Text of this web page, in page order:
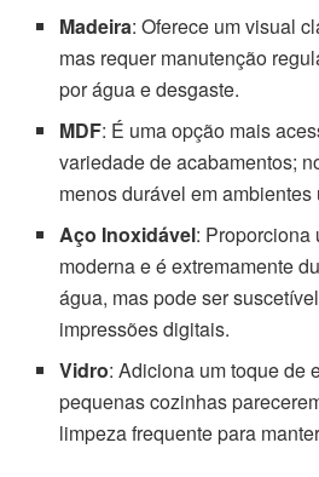
Madeira: Oferece um visual
mas requer manutenção
por água e desgaste.
MDF: É uma opção mais
variedade de acabamentos;
menos durável em ambientes
Aço Inoxidável: Proporciona
moderna e é extremamente
água, mas pode ser
impressões digitais.
Vidro: Adiciona um toque de
pequenas cozinhas
limpeza frequente para